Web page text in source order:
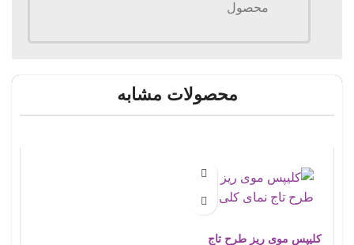
محصول
محصولات مشابه
کلیپس موی ریز طرح تاج